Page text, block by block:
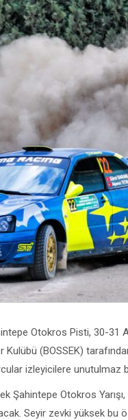
Otokros Pisti, 30-
Kulübü (BOSSEK)
izleyicilere unutulmaz
Şahintepe Otokros
Seyir zevki yüksek